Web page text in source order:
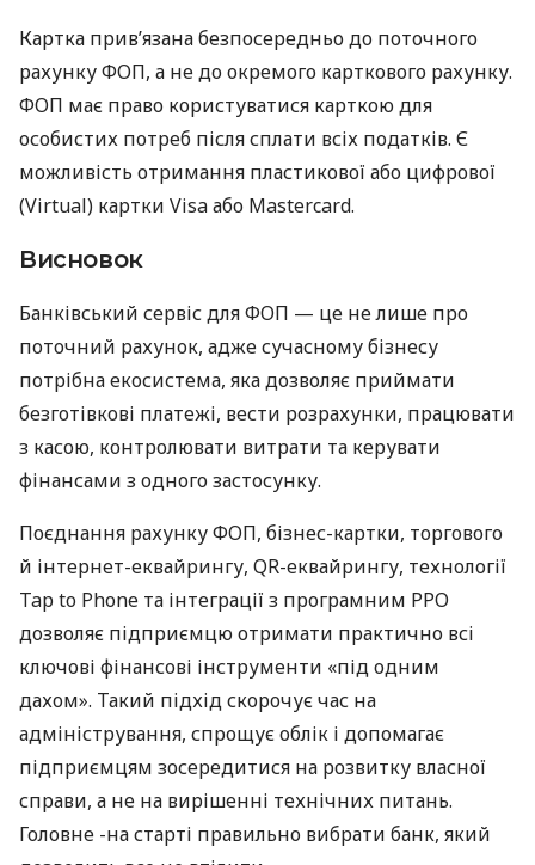
Картка прив’язана безпосередньо до поточного
рахунку ФОП, а не до окремого карткового рахунку.
ФОП має право користуватися карткою для
особистих потреб після сплати всіх податків. Є
можливість отримання пластикової або цифрової
(Virtual) картки Visa або Mastercard.
Висновок
Банківський сервіс для ФОП — це не лише про
поточний рахунок, адже сучасному бізнесу
потрібна екосистема, яка дозволяє приймати
безготівкові платежі, вести розрахунки, працювати
з касою, контролювати витрати та керувати
фінансами з одного застосунку.
Поєднання рахунку ФОП, бізнес-картки, торгового
й інтернет-еквайрингу, QR-еквайрингу, технології
Tap to Phone та інтеграції з програмним РРО
дозволяє підприємцю отримати практично всі
ключові фінансові інструменти «під одним
дахом». Такий підхід скорочує час на
адміністрування, спрощує облік і допомагає
підприємцям зосередитися на розвитку власної
справи, а не на вирішенні технічних питань.
Головне -на старті правильно вибрати банк, який